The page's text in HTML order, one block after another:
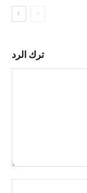
ترك الرد